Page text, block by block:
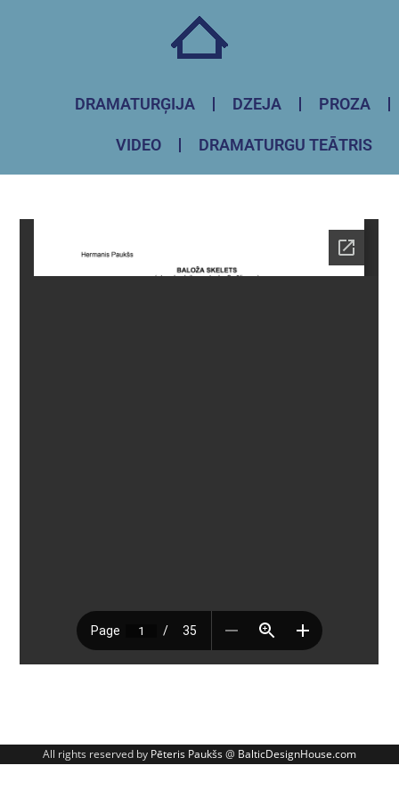
DRAMATURĢIJA DZEJA PROZA
VIDEO DRAMATURGU TEĀTRIS
All rights reserved by Pēteris Paukšs@ BalticDesignHouse.com